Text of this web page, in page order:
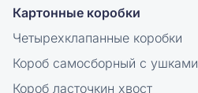
Картонные коробки
Четырехклапанные коробки
Короб самосборный с ушками
Короб ласточкин хвост